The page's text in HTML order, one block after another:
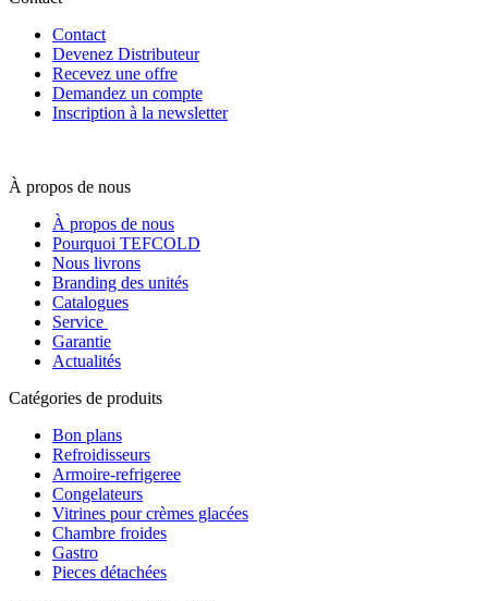
Contact
Devenez Distributeur
Recevez une offre
Demandez un compte
Inscription à la newsletter
À propos de nous
À propos de nous
Pourquoi TEFCOLD
Nous livrons
Branding des unités
Catalogues
Service
Garantie
Actualités
Catégories de produits
Bon plans
Refroidisseurs
Armoire-refrigeree
Congelateurs
Vitrines pour crèmes glacées
Chambre froides
Gastro
Pieces détachées